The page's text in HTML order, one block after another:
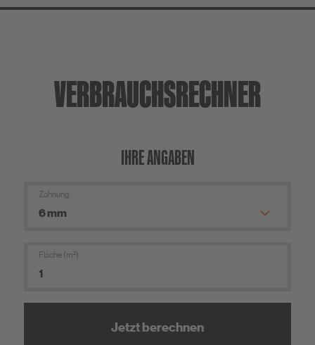
VERBRAUCHS­RECHNER
IHRE ANGABEN
Zahnung
Fläche (m²)
Jetzt berechnen